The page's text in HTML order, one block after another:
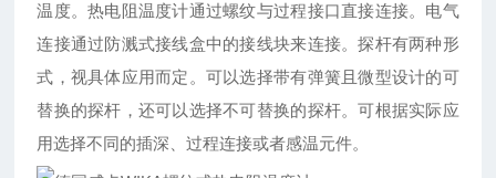
温度。热电阻温度计通过螺纹与过程接口直接连接。电气
连接通过防溅式接线盒中的接线块来连接。探杆有两种形
式，视具体应用而定。可以选择带有弹簧且微型设计的可
替换的探杆，还可以选择不可替换的探杆。可根据实际应
用选择不同的插深、过程连接或者感温元件。